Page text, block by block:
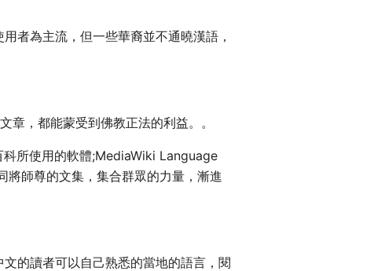
者為主流，但一些華裔並不通曉漢語，
章，都能蒙受到佛教正法的利益。。
所使用的軟體;MediaWiki Language
師尊的文集，集合群眾的力量，漸進
的讀者可以自己熟悉的當地的語言，閱